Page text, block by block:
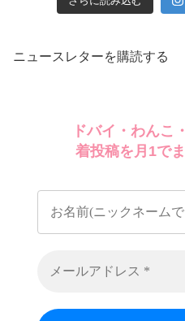
ニュースレターを購読する
ドバイ・わんこ
着投稿を月1で